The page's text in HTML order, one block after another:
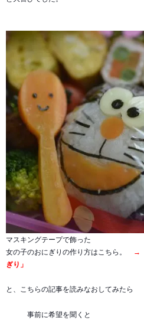
マスキングテープで飾った
女の子のおにぎりの作り方はこちら。
→
ぎり」
と、こちらの記事を読みなおしてみたら
事前に希望を聞くと